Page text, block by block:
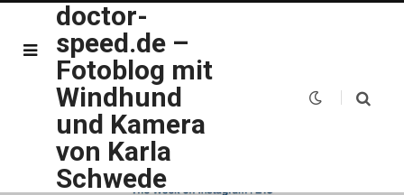
doctor-
speed.de –
Fotoblog mit
Windhund
und Kamera
von Karla
Schwede